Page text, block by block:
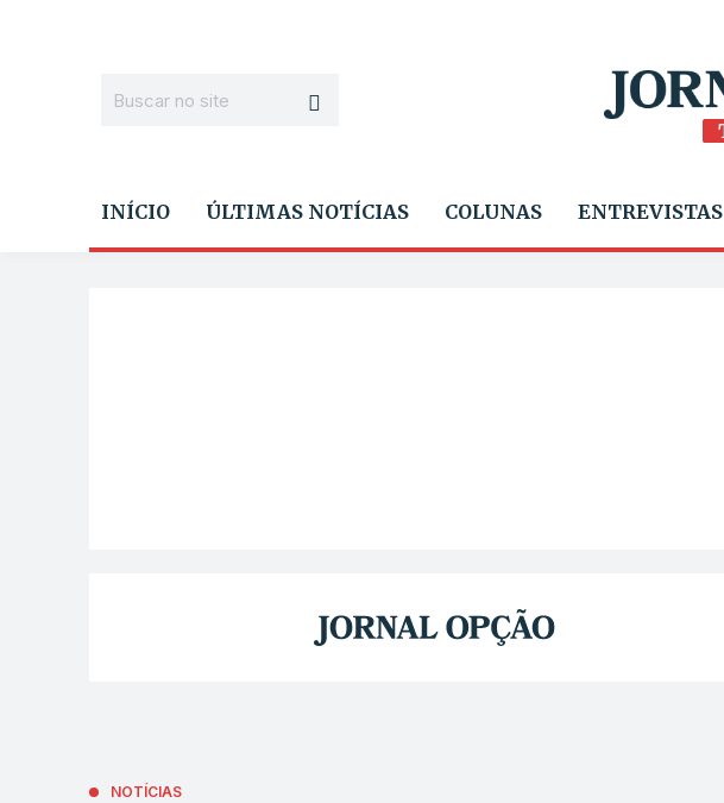
INÍCIO ÚLTIMAS NOTÍCIAS COLUNAS ENTREVISTAS
NOTÍCIAS